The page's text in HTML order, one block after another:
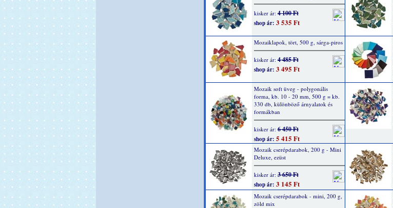
kisker ár: 4 100 Ft
shop ár: 3 535 Ft
Mozaiklapok, tört, 500 g, sárga-piros
kisker ár: 4 485 Ft
shop ár: 3 495 Ft
Mozaik soft üveg - polygonális
forma, kb. 10 - 20 mm, 500 g = kb.
330 db, különböző árnyalatok és
formákban
kisker ár: 6 450 Ft
shop ár: 5 415 Ft
Mozaik cserépdarabok, 200 g - Mini
Deluxe, ezüst
kisker ár: 3 650 Ft
shop ár: 3 145 Ft
Mozaik cserépdarabok - mini, 200 g,
zöld mix